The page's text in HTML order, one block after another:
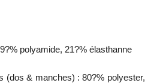
polyamide, 21?% élasthanne
(dos & manches) : 80?% polyester,